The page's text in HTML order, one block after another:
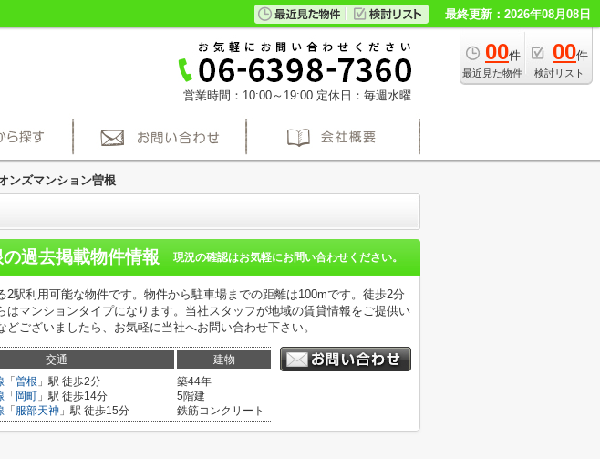
最終更新：2026年08月08日
00件
最近見た物件
00件
検討リスト
営業時間：10:00～19:00 定休日：毎週水曜
ンズマンション曽根
の過去掲載物件情報 現況の確認はお気軽にお問い合わせください。
駅利用可能な物件です。物件から駐車場までの距離は100mです。徒歩2分
はマンションタイプになります。当社スタッフが地域の賃貸情報をご提供い
ございましたら、お気軽に当社へお問い合わせ下さい。
交通 建物
「 曽根 」駅 徒歩2分
「 岡町 」駅 徒歩14分
「 服部天神 」駅 徒歩15分
築44年
5階建
鉄筋コンクリート